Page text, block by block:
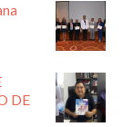
DE